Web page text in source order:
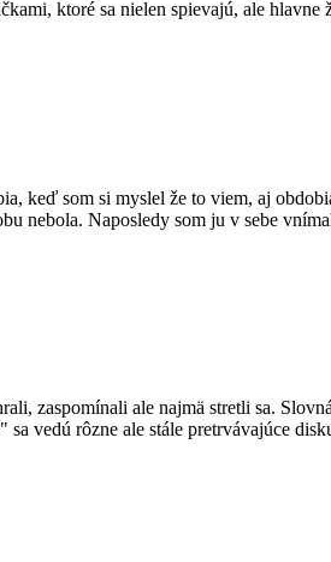
ktoré sa nielen spievajú, ale hlavne
keď som si myslel že to viem, aj
nebola. Naposledy som ju v sebe
zaspomínali ale najmä stretli sa.
vedú rôzne ale stále pretrvávajúce